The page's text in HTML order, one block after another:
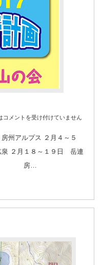
コメントを受け付けていません
アルプス ２月４～５
２月１８～１９日 岳連
２日 房…